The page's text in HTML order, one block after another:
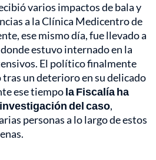
varios impactos de bala y
a la Clínica Medicentro de
ese mismo día, fue llevado a
estuvo internado en la
El político finalmente
un deterioro en su delicado
ese tiempola Fiscalía ha
del caso,
personas a lo largo de estos